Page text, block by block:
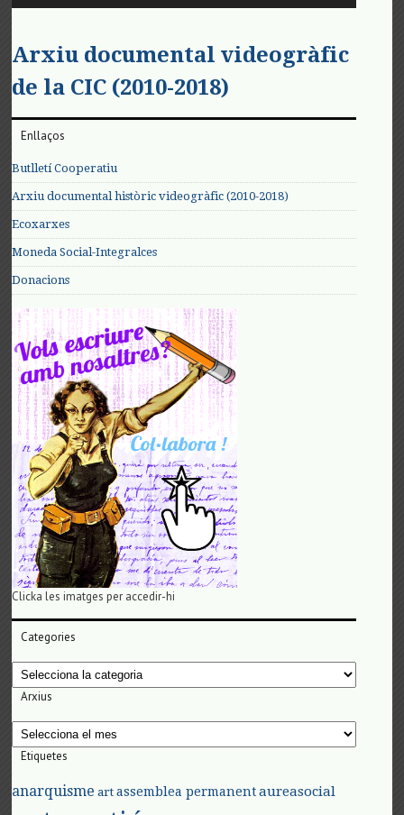
Arxiu documental videogràfic
de la CIC (2010-2018)
Enllaços
Butlletí Cooperatiu
Arxiu documental històric videogràfic (2010-2018)
Ecoxarxes
Moneda Social-Integralces
Donacions
Clicka les imatges per accedir-hi
Categories
Categories
Arxius
Arxius
Etiquetes
anarquisme art assemblea permanent aureasocial